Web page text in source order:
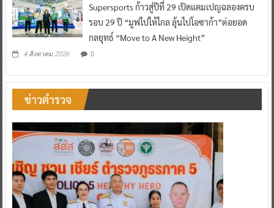
Supersports ก้าวสู่ปีที่ 29 เปิดแคมเปญฉลองครบ
รอบ 29 ปี “มูฟไปให้ไกล ลุ้นไปโอซาก้า”ต่อยอด
กลยุทธ์ “Move to A New Height”
4 สิงหาคม 2026 0
ข่าวตำรวจ